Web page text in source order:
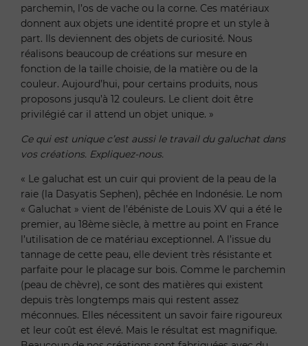
parchemin, l’os de vache ou la corne. Ces matériaux
donnent aux objets une identité propre et un style à
part. Ils deviennent des objets de curiosité. Nous
réalisons beaucoup de créations sur mesure en
fonction de la taille choisie, de la matière ou de la
couleur. Aujourd’hui, pour certains produits, nous
proposons jusqu’à 12 couleurs. Le client doit être
privilégié car il attend un objet unique. »
Ce qui est unique c’est aussi le travail du galuchat dans
vos créations. Expliquez-nous.
« Le galuchat est un cuir qui provient de la peau de la
raie (la Dasyatis Sephen), pêchée en Indonésie. Le nom
« Galuchat » vient de l’ébéniste de Louis XV qui a été le
premier, au 18ème siècle, à mettre au point en France
l’utilisation de ce matériau exceptionnel. A l’issue du
tannage de cette peau, elle devient très résistante et
parfaite pour le placage sur bois. Comme le parchemin
(peau de chèvre), ce sont des matières qui existent
depuis très longtemps mais qui restent assez
méconnues. Elles nécessitent un savoir faire rigoureux
et leur coût est élevé. Mais le résultat est magnifique.